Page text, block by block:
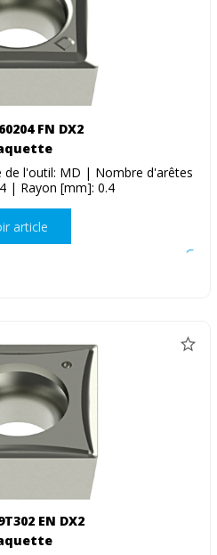
FN DX2
de l'outil: MD | Nombre d'arêtes
| Rayon [mm]: 0.4
article
EN DX2